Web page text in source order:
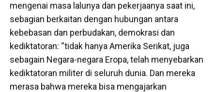
mengenai masa lalunya dan pekerjaanya saat ini,
sebagian berkaitan dengan hubungan antara
kebebasan dan perbudakan, demokrasi dan
kediktatoran: “tidak hanya Amerika Serikat, juga
sebagain Negara-negara Eropa, telah menyebarkan
kediktatoran militer di seluruh dunia. Dan mereka
merasa bahwa mereka bisa mengajarkan